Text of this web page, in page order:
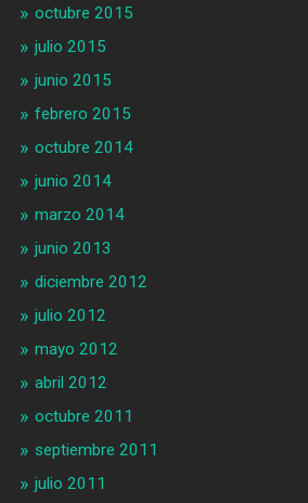
octubre 2015
julio 2015
junio 2015
febrero 2015
octubre 2014
junio 2014
marzo 2014
junio 2013
diciembre 2012
julio 2012
mayo 2012
abril 2012
octubre 2011
septiembre 2011
julio 2011